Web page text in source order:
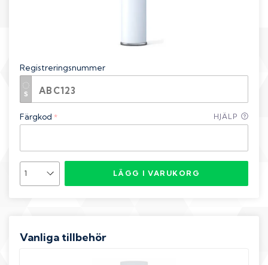
Registreringsnummer
Färgkod * HJÄLP
LÄGG I VARUKORG
Vanliga tillbehör